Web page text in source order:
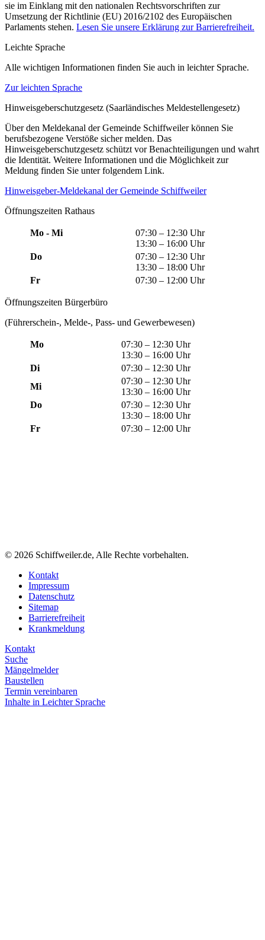
sie im Einklang mit den nationalen Rechtsvorschriften zur
Umsetzung der Richtlinie (EU) 2016/2102 des Europäischen
Parlaments stehen. Lesen Sie unsere Erklärung zur Barrierefreiheit.
Leichte Sprache
Alle wichtigen Informationen finden Sie auch in leichter Sprache.
Zur leichten Sprache
Hinweisgeberschutzgesetz (Saarländisches Meldestellengesetz)
Über den Meldekanal der Gemeinde Schiffweiler können Sie
berufsbezogene Verstöße sicher melden. Das
Hinweisgeberschutzgesetz schützt vor Benachteiligungen und wahrt
die Identität. Weitere Informationen und die Möglichkeit zur
Meldung finden Sie unter folgendem Link.
Hinweisgeber-Meldekanal der Gemeinde Schiffweiler
Öffnungszeiten Rathaus
Mo - Mi
07:30 – 12:30 Uhr
13:30 – 16:00 Uhr
Do
07:30 – 12:30 Uhr
13:30 – 18:00 Uhr
Fr
07:30 – 12:00 Uhr
Öffnungszeiten Bürgerbüro
(Führerschein-, Melde-, Pass- und Gewerbewesen)
Mo
07:30 – 12:30 Uhr
13:30 – 16:00 Uhr
Di
07:30 – 12:30 Uhr
Mi
07:30 – 12:30 Uhr
13:30 – 16:00 Uhr
Do
07:30 – 12:30 Uhr
13:30 – 18:00 Uhr
Fr
07:30 – 12:00 Uhr
© 2026 Schiffweiler.de, Alle Rechte vorbehalten.
Kontakt
Impressum
Datenschutz
Sitemap
Barrierefreiheit
Krankmeldung
Kontakt
Suche
Mängelmelder
Baustellen
Termin vereinbaren
Inhalte in Leichter Sprache